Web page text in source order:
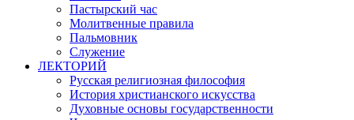
Пастырский час
Молитвенные правила
Пальмовник
Служение
ЛЕКТОРИЙ
Русская религиозная философия
История христианского искусства
Духовные основы государственности